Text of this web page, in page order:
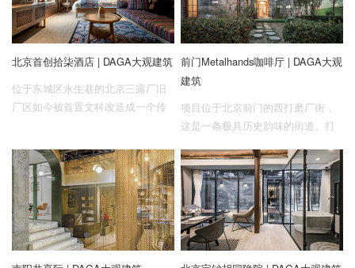
人与空间之间的“对话”。在这个弧形
的狭长空间中，我们将不同的主题
赋予不同的“光”的含义，游走在空间
中，仿佛是在进行一场“追光之旅”。
结构特征，又具有创新意义的展陈
活动空间。
北京首创拾柒酒店 | DAGA大观建筑
位于东城区永生巷的北京三露厂旧
厂区如今被首置文科改造成一个传
一个集现代生活与传统文化于一体
的特殊场景体验式酒店。
前门Metalhands咖啡厅 | DAGA大观
建筑
项目位于北京前门的西打磨厂街，
这是一条极具历史韵味的街道。打
民国年间，繁盛一时，与西河沿、
鲜鱼口、大栅栏并称为“前门外四大
商业街”。解放后大多数买卖商铺都
已不复存在，古建筑变成了大杂
院，但从残留的建筑物上仍依稀可
见当年这条街的热闹与繁华，它们